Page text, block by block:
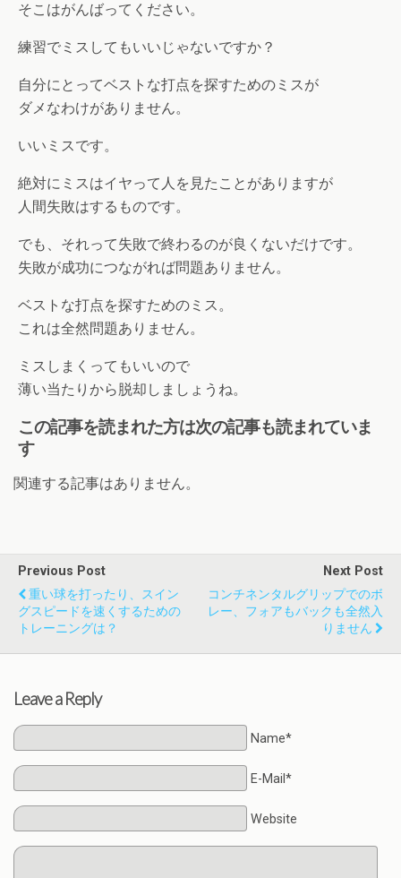
そこはがんばってください。
練習でミスしてもいいじゃないですか？
自分にとってベストな打点を探すためのミスが
ダメなわけがありません。
いいミスです。
絶対にミスはイヤって人を見たことがありますが
人間失敗はするものです。
でも、それって失敗で終わるのが良くないだけです。
失敗が成功につながれば問題ありません。
ベストな打点を探すためのミス。
これは全然問題ありません。
ミスしまくってもいいので
薄い当たりから脱却しましょうね。
この記事を読まれた方は次の記事も読まれていま
す
関連する記事はありません。
Previous Post
重い球を打ったり、スイン
グスピードを速くするための
トレーニングは？
Next Post
コンチネンタルグリップでのボ
レー、フォアもバックも全然入
りません
Leave a Reply
Name*
E-Mail*
Website